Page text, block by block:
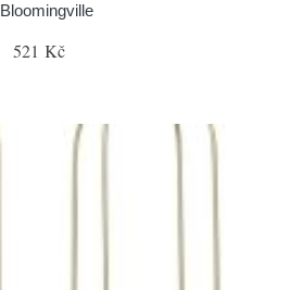
Bloomingville
521 Kč